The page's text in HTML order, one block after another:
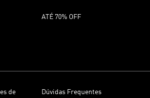
ATÉ 70% OFF
de Dúvidas Frequentes